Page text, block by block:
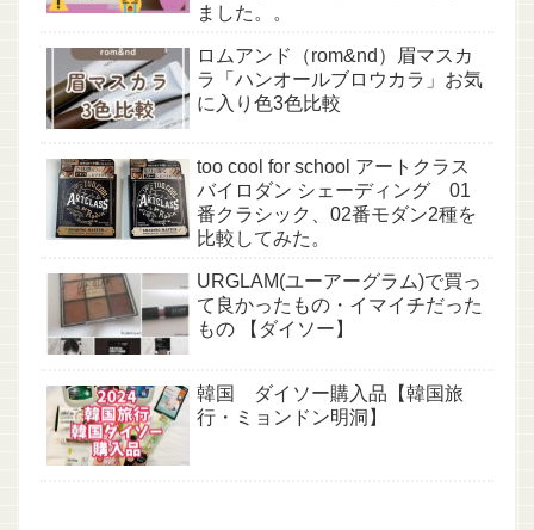
ました。。
ロムアンド（rom&nd）眉マスカ
ラ「ハンオールブロウカラ」お気
に入り色3色比較
too cool for school アートクラス
バイロダン シェーディング 01
番クラシック、02番モダン2種を
比較してみた。
URGLAM(ユーアーグラム)で買っ
て良かったもの・イマイチだった
もの 【ダイソー】
韓国 ダイソー購入品【韓国旅
行・ミョンドン明洞】